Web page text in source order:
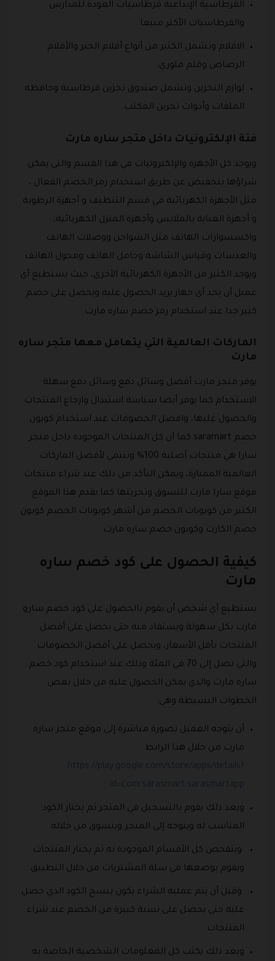
القرطاسية الإبداعية قرطاسيات العودة للمدارس
والقرطاسيات الأكثر مبيعا.
الافلام وتشمل الكثير من أنواع أقلام الحبر والأقلام
الرصاص وقلم فلوري.
لوازم التخزين وتشمل صندوق تخزين قرطاسية وحافظه
الملفات وأدوات تخزين المكتب.
فئة الإلكترونيات داخل متجر ساره مارت
ويوجد كل الأجهزة والإلكترونيات في هذا القسم والتي يمكن
شراؤها بتخفيض عن طريق استخدام رمز الخصم الفعال ،
مثل الأجهزة الكهربائية في قسم التنظيف و أجهزة الرطوبة
و أجهزة العناية بالملابس وأجهزة المنزل الكهربائية،
واكسسوارات الهاتف مثل الشواحن ووصلات الهاتف
والعدسات وقياس الشاشة وحامل الهاتف ومحول الهاتف
ويوجد الكثير من الأجهزة الكهربائية الأخرى، حيث يستطيع أي
عميل أن يجد أي جهاز يريد الحصول عليه ويحصل على خصم
كبير جدا عند استخدام رمز خصم ساره مارت.
الماركات العالمية التي يتعامل معها متجر ساره
مارت
يوفر متجر مارت أفضل وسائل دفع وسائل دفع سهلة
الاستخدام كما يوفر أيضا سياسة استبدال وارجاع المنتجات
والحصول عليها، وافضل الخصومات عند استخدام كوبون
خصم saramart كما أن كل المنتجات الموجودة داخل متجر
سارا هي منتجات أصلية 100% وتنتمي لأفضل الماركات
العالمية الممتازة، ويمكن التأكد من ذلك عند شراء منتجات
موقع سارا مارت للتسوق وتجربتها كما يقدم هذا الموقع
الكثير من كوبونات الخصم من أشهر كوبونات الخصم كوبون
خصم الكارت وكوبون خصم ساره مارت.
كيفية الحصول على كود خصم ساره
مارت
يستطيع أي شخص أن يقوم بالحصول على كود خصم سارو
مارت بكل سهولة ويستفاد منه حتى يحصل على أفضل
المنتجات بأقل الأسعار، ويحصل على أفضل الخصومات
والتي تصل إلى 70 في المئة وذلك عند استخدام كود خصم
ساره مارت والذي يمكن الحصول عليه من خلال بعض
الخطوات البسيطة وهي:
أن يتوجه العميل بصورة مباشرة إلى موقع متجر ساره
مارت من خلال هذا الرابط
https://play.google.com/store/apps/details?
id=com.sarasmart.sarasmartapp .
وبعد ذلك يقوم بالتسجيل في المتجر ثم يختار الكود
المناسب له ويتوجه إلى المتجر ويتسوق من خلاله.
ويتفحص كل الأقسام الموجودة به ثم يختار المنتجات
ويقوم بوضعها في سلة المشتريات من خلال التطبيق.
وقبل أن يتم عمليه الشراء يكون بنسخ الكود الذي حصل
عليه حتى يحصل على نسبة كبيرة من الخصم عند شراء
المنتجات.
وبعد ذلك يكتب كل المعلومات الشخصية الخاصة به